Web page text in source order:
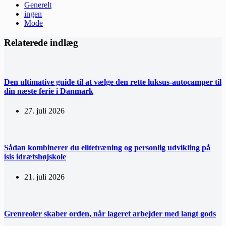
Generelt
ingen
Mode
Relaterede indlæg
Den ultimative guide til at vælge den rette luksus-autocamper til
din næste ferie i Danmark
27. juli 2026
Sådan kombinerer du elitetræning og personlig udvikling på
isis idrætshøjskole
21. juli 2026
Grenreoler skaber orden, når lageret arbejder med langt gods